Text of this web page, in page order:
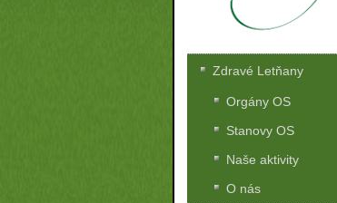
Zdravé Letňany
Orgány OS
Stanovy OS
Naše aktivity
O nás